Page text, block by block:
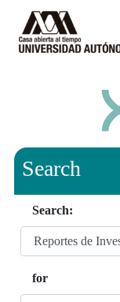
Search
Search:
for